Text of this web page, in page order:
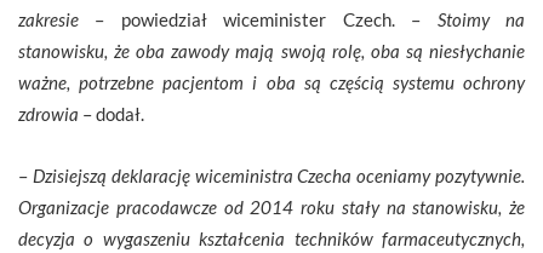
zakresie – powiedział wiceminister Czech. – Stoimy na
stanowisku, że oba zawody mają swoją rolę, oba są niesłychanie
ważne, potrzebne pacjentom i oba są częścią systemu ochrony
zdrowia – dodał.
– Dzisiejszą deklarację wiceministra Czecha oceniamy pozytywnie.
Organizacje pracodawcze od 2014 roku stały na stanowisku, że
decyzja o wygaszeniu kształcenia techników farmaceutycznych,